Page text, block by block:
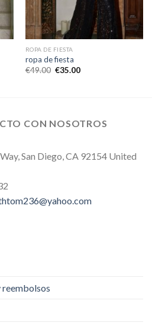
ROPA DE FIESTA
ropa de fiesta
€49.00 €35.00
CON NOSOTROS
San Diego, CA 92154 United
reembolsos